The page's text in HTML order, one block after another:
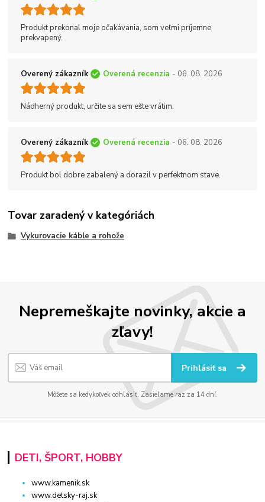
Produkt prekonal moje očakávania, som veľmi príjemne
prekvapený.
Overený zákazník Overená recenzia - 06. 08. 2026
Nádherný produkt, určite sa sem ešte vrátim.
Overený zákazník Overená recenzia - 06. 08. 2026
Produkt bol dobre zabalený a dorazil v perfektnom stave.
Tovar zaradený v kategóriách
Vykurovacie káble a rohože
Nepremeškajte novinky, akcie a
zľavy!
Prihlásiť sa
Môžete sa kedykoľvek odhlásiť. Zasielame raz za 14 dní.
DETI, ŠPORT, HOBBY
www.kamenik.sk
www.detsky-raj.sk